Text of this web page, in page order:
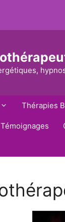
Thérapies
Témoignages